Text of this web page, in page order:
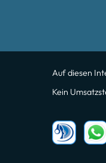
Auf diesen
Kein